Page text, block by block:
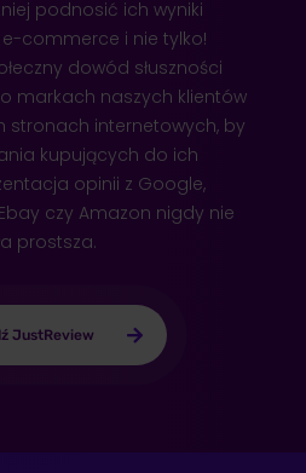
podnosić ich wyniki
commerce i nie tylko!
dowód słuszności
markach naszych klientów
stronach internetowych, by
kupujących do ich
opinii z Google,
czy Amazon nigdy nie
prostsza.
JustReview